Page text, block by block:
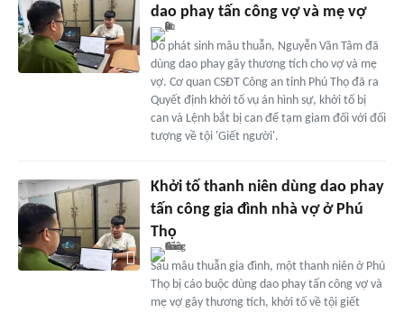
dao phay tấn công vợ và mẹ vợ
Do phát sinh mâu thuẫn, Nguyễn Văn Tâm đã
dùng dao phay gây thương tích cho vợ và mẹ
vợ. Cơ quan CSĐT Công an tỉnh Phú Thọ đã ra
Quyết định khởi tố vụ án hình sự, khởi tố bị
can và Lệnh bắt bị can để tạm giam đối với đối
tượng về tội 'Giết người'.
Khởi tố thanh niên dùng dao phay
tấn công gia đình nhà vợ ở Phú
Thọ
Sau mâu thuẫn gia đình, một thanh niên ở Phú
Thọ bị cáo buộc dùng dao phay tấn công vợ và
mẹ vợ gây thương tích, khởi tố về tội giết